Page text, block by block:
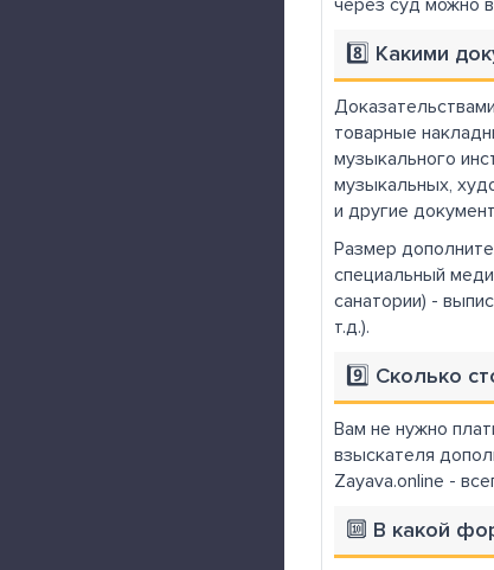
через суд можно
8️⃣ Какими
товарные
музыкального
музыкальных,
и другие
Размер
специальный
санатории) -
т.д.).
9️⃣ Сколько
Вам не нужно
взыскателя
Zayava.online -
🔟 В какой